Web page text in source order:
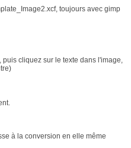
toujours avec gimp
cliquez sur le texte dans l'image,
à la conversion en elle même